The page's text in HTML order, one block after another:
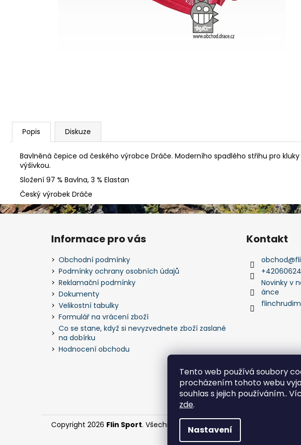
Tento web používá soubory
procházením tohoto webu
souhlas s jejich používáním..
zde.
Nastavení
Popis Diskuze
Bavlněná čepice od českého výrobce Dráče. Moderního spadlého střihu pro
výšivkou.
Složení 97 % Bavlna, 3 % Elastan
Český výrobek Dráče
MAC IN A SAC ORIGIN OCEAN BLUE
DÁMSKÉ BAVLNĚNÉ
Původně:
Z
Informace pro vás
Obchodní podmínky
Podmínky ochrany osobních údajů
Reklamační podmínky
Dokumenty
Velikostní tabulky
Formulář na vrácení zboží
Co se stane, když si nevyzvednete zboží zaslané
na dobírku
Hodnocení obchodu
Kontakt
obchod@
Novinky v
ánce
flinchrudim
Copyright 2026 Flin Sport. Všechna práva vyhrazena.